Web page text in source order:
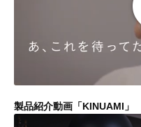
製品紹介動画「KINUAMI」